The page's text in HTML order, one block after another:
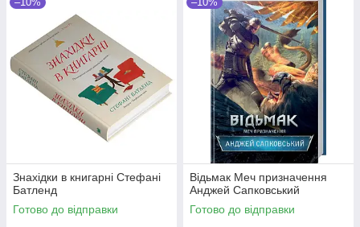
Знахідки в книгарні Стефані
Батленд
Готово до відправки
Відьмак Меч призначення
Анджей Сапковський
Готово до відправки